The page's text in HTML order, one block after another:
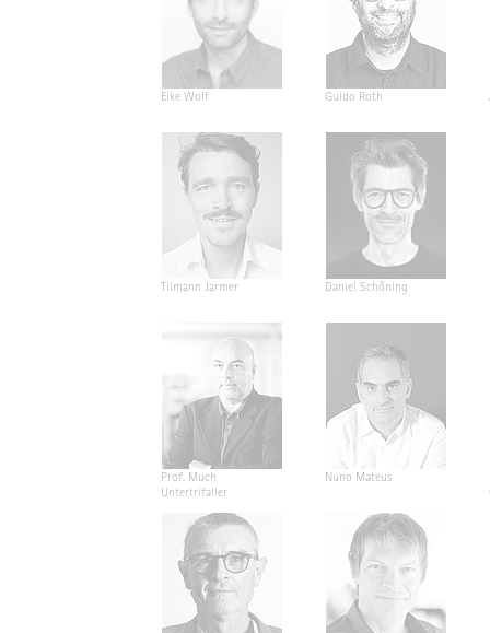
Eike Wolf Guido Roth
Tilmann Jarmer Daniel Schöning
Prof. Much
Untertrifaller
Nuno Mateus